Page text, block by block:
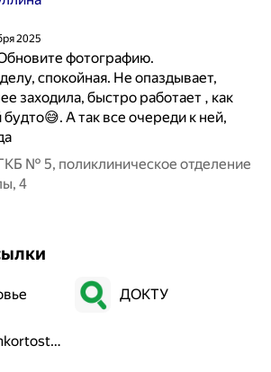
2025
фотографию.
спокойная. Не опаздывает,
заходила, быстро работает , как
А так все очереди к ней,
№ 5, поликлиническое отделение
4
ДОКТУ
doctor.bashkortostan.ru